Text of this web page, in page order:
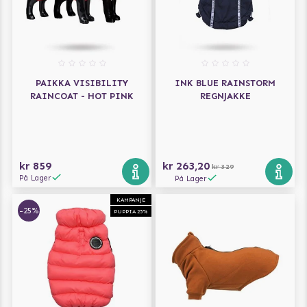
PAIKKA VISIBILITY
RAINCOAT - HOT PINK
kr 859
På Lager
INK BLUE RAINSTORM
REGNJAKKE
kr 263,20 kr 329
På Lager
KAMPANJE
PUPPIA 25%
-25%